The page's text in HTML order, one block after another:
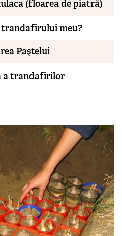
(floarea de piatră)
trandafirului meu?
Paştelui
a trandafirilor